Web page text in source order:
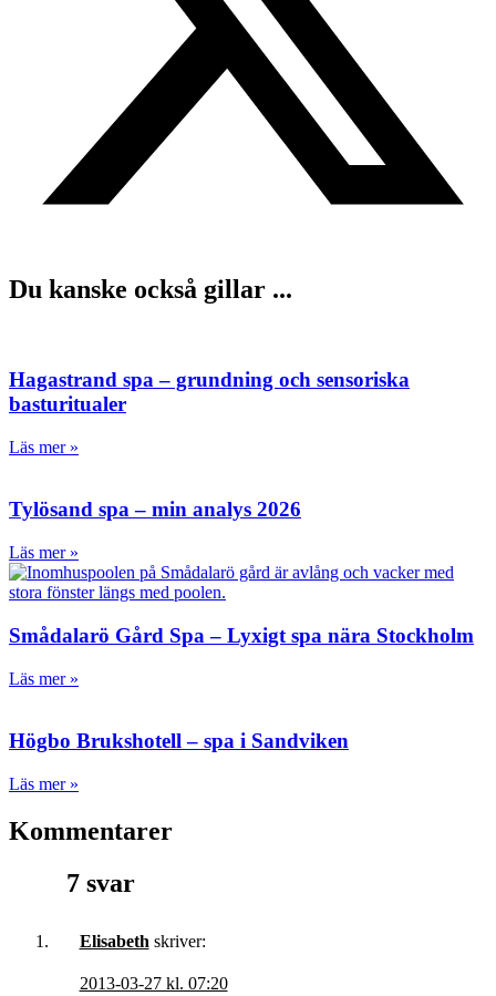
Du kanske också gillar ...
Hagastrand spa – grundning och sensoriska
basturitualer
Läs mer »
Tylösand spa – min analys 2026
Läs mer »
Smådalarö Gård Spa – Lyxigt spa nära Stockholm
Läs mer »
Högbo Brukshotell – spa i Sandviken
Läs mer »
Kommentarer
7 svar
Elisabeth skriver:
2013-03-27 kl. 07:20